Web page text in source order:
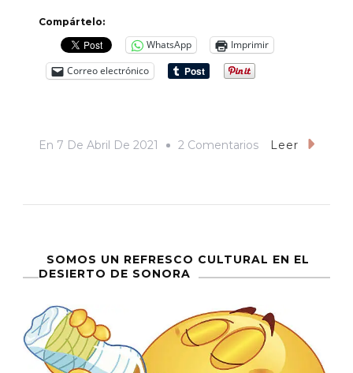
Compártelo:
WhatsApp
Imprimir
Correo electrónico
En 7 De Abril De 2021 2 ComentariosEn
Vacunar
Leer
SOMOS UN REFRESCO CULTURAL EN EL
DESIERTO DE SONORA